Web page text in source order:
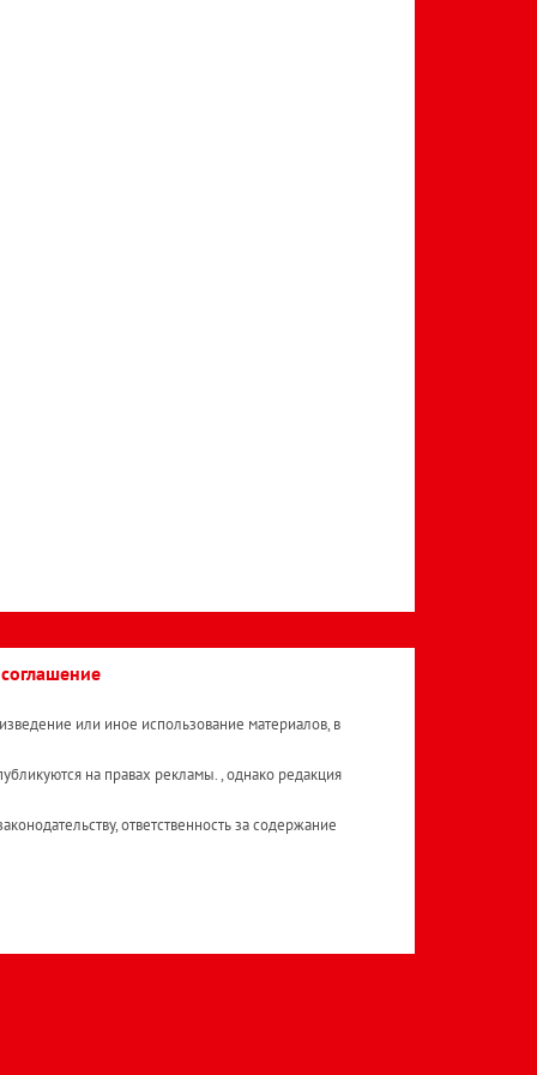
или иное использование материалов, в
на правах рекламы. , однако редакция
ответственность за содержание